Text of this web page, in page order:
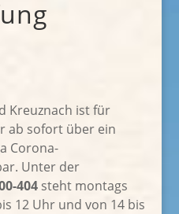
Kreuznach ist für
ab sofort über ein
Corona-
Unter der
404steht montags
12 Uhr und von 14 bis